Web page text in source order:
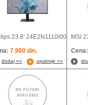
23.8' 24E2N1110/00
7.980 din.
dodaj »» opsirnije »»
MSI